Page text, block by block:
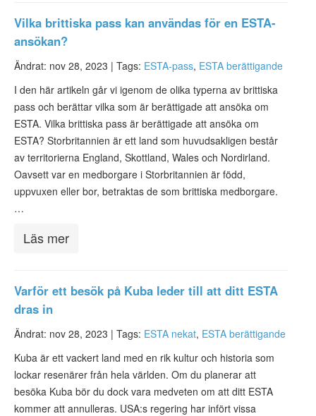
Vilka brittiska pass kan användas för en ESTA-
ansökan?
Ändrat: nov 28, 2023 | Tags: ESTA-pass, ESTA berättigande
I den här artikeln går vi igenom de olika typerna av brittiska
pass och berättar vilka som är berättigade att ansöka om
ESTA. Vilka brittiska pass är berättigade att ansöka om
ESTA? Storbritannien är ett land som huvudsakligen består
av territorierna England, Skottland, Wales och Nordirland.
Oavsett var en medborgare i Storbritannien är född,
uppvuxen eller bor, betraktas de som brittiska medborgare.
…
Läs mer
Varför ett besök på Kuba leder till att ditt ESTA
dras in
Ändrat: nov 28, 2023 | Tags: ESTA nekat, ESTA berättigande
Kuba är ett vackert land med en rik kultur och historia som
lockar resenärer från hela världen. Om du planerar att
besöka Kuba bör du dock vara medveten om att ditt ESTA
kommer att annulleras. USA:s regering har infört vissa